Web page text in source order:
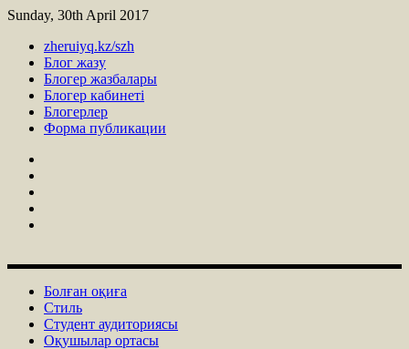
Sunday, 30th April 2017
zheruiyq.kz/szh
Блог жазу
Блогер жазбалары
Блогер кабинеті
Блогерлер
Форма публикации
Болған оқиға
Стиль
Студент аудиториясы
Оқушылар ортасы